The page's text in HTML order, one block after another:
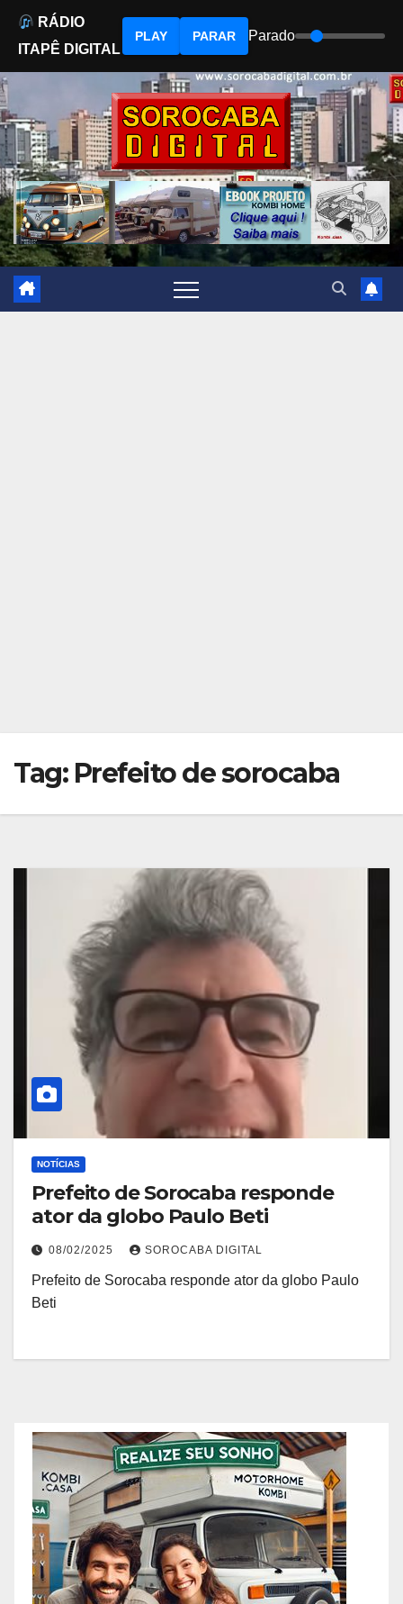
to
content
Tag: Prefeito de sorocaba
NOTÍCIAS
Prefeito de Sorocaba responde
ator da globo Paulo Beti
08/02/2025 SOROCABA DIGITAL
Prefeito de Sorocaba responde ator da globo Paulo
Beti
RÁDIO
ITAPÊ DIGITAL
PLAY PARAR Parado